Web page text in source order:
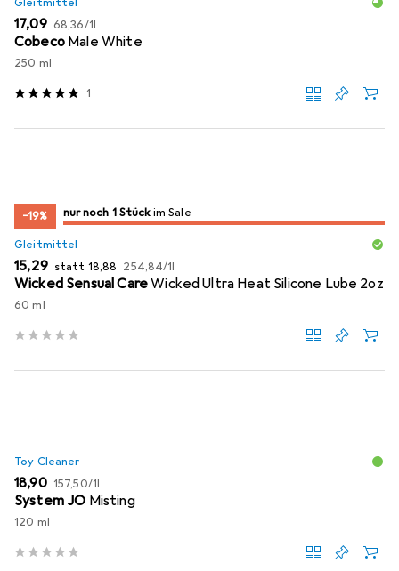
Gleitmittel
EUR
17,09 EUR
68,36/1l
Cobeco Male White
250 ml
1
−19% noch 1 Stückim Sale
nur noch 1 Stück im Sale
Gleitmittel
EUR
15,29 statt EUR
18,88 EUR
254,84/1l
Wicked Sensual CareWicked Ultra Heat Silicone Lube 2oz
60 ml
Toy Cleaner
EUR
18,90 EUR
157,50/1l
System JO Misting
120 ml